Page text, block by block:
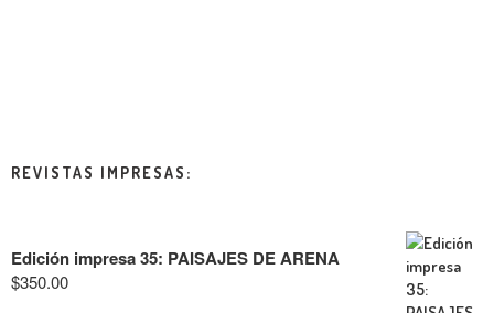
REVISTAS IMPRESAS:
Edición impresa 35: PAISAJES DE ARENA
$350.00